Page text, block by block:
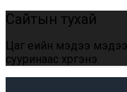
Сайтын тухай
Цаг үеийн мэдээ
сууринаас хүргэнэ.